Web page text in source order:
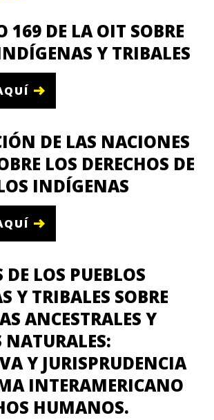
169 DE LA OIT SOBRE
Y TRIBALES
DE LAS NACIONES
LOS DERECHOS DE
INDÍGENAS
DE LOS PUEBLOS
Y TRIBALES SOBRE
ANCESTRALES Y
NATURALES:
Y JURISPRUDENCIA
INTERAMERICANO
HUMANOS.